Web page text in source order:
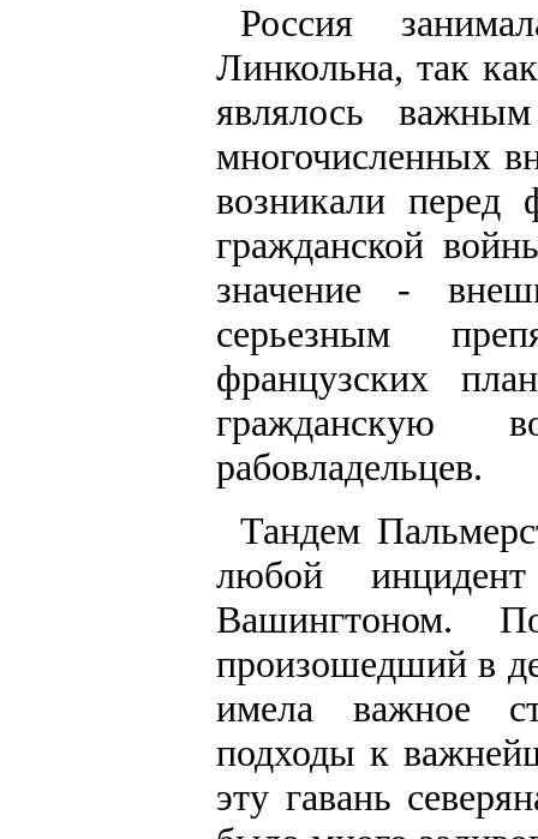
Россия
Линкольна, так
являлось
многочисленных
возникали перед
гражданской
значение -
серьезным
французских
гражданскую
рабовладельцев.
Тандем
любой
Вашингтоном.
произошедший в
имела важное
подходы к
эту гавань